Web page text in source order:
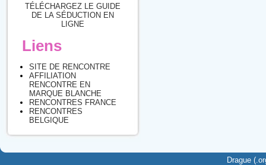
TÉLÉCHARGEZ LE GUIDE
DE LA SÉDUCTION EN
LIGNE
Liens
SITE DE RENCONTRE
AFFILIATION
RENCONTRE EN
MARQUE BLANCHE
RENCONTRES FRANCE
RENCONTRES
BELGIQUE
Drague